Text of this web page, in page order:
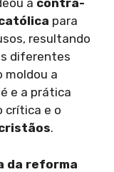
a contra-
para
resultando
diferentes
moldou a
e a prática
crítica e o
.
da reforma